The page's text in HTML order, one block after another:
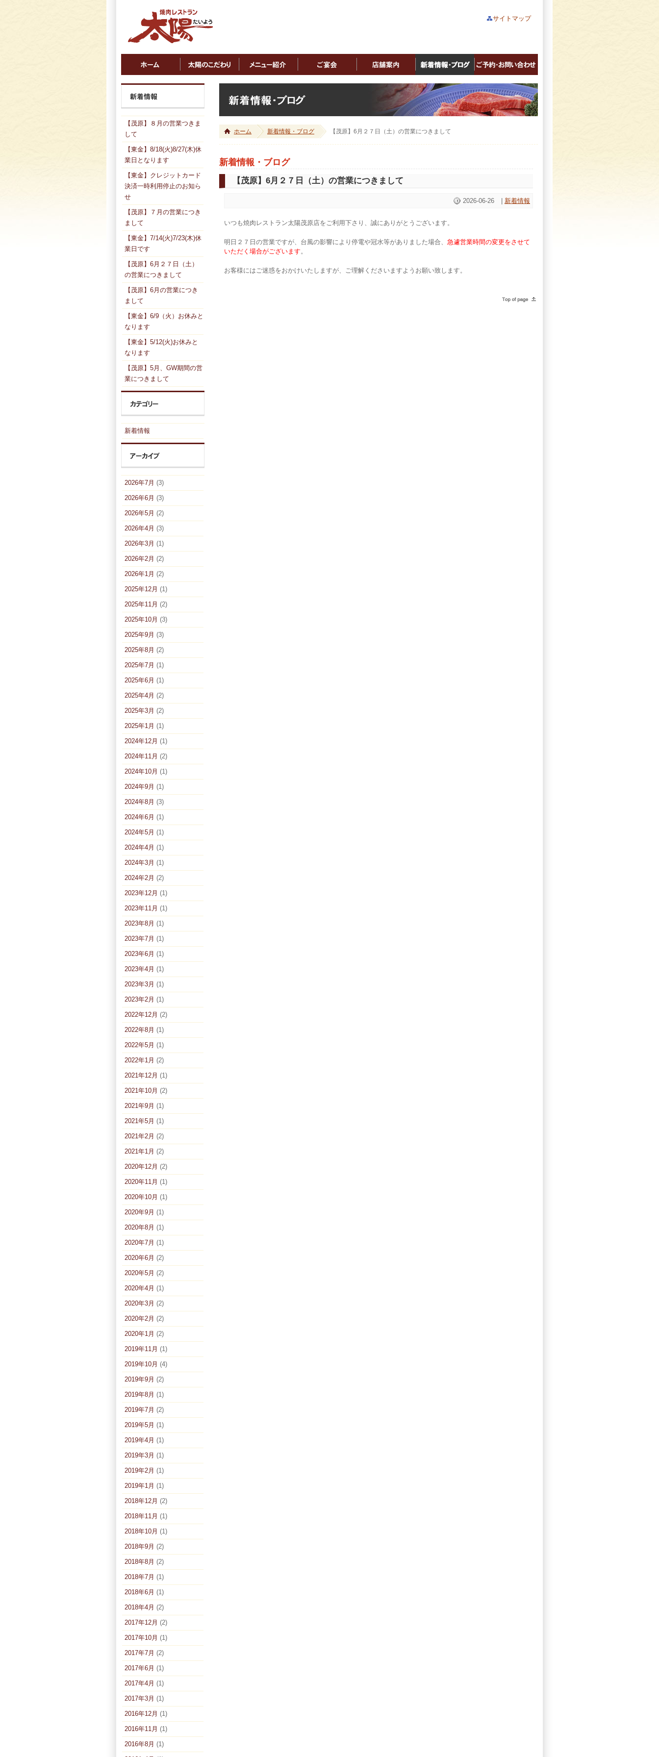
サイトマップ
ホーム 新着情報・ブログ 【茂原】6月２７日（土）の営業につきまして
新着情報・ブログ
【茂原】6月２７日（土）の営業につきまして
2026-06-26 新着情報
いつも焼肉レストラン太陽茂原店をご利用下さり、誠にありがとうございます。
明日２７日の営業ですが、台風の影響により停電や冠水等がありました場合、 急遽営業時間の変更をさせて
いただく場合がございます。
お客様にはご迷惑をおかけいたしますが、ご理解くださいますようお願い致します。
【茂原】８月の営業つきま
して
【東金】8/18(火)8/27(木)休
業日となります
【東金】クレジットカード
決済一時利用停止のお知ら
せ
【茂原】７月の営業につき
まして
【東金】7/14(火)7/23(木)休
業日です
【茂原】6月２７日（土）
の営業につきまして
【茂原】6月の営業につき
まして
【東金】6/9（火）お休みと
なります
【東金】5/12(火)お休みと
なります
【茂原】5月、GW期間の営
業につきまして
新着情報
2026年7月 (3)
2026年6月 (3)
2026年5月 (2)
2026年4月 (3)
2026年3月 (1)
2026年2月 (2)
2026年1月 (2)
2025年12月 (1)
2025年11月 (2)
2025年10月 (3)
2025年9月 (3)
2025年8月 (2)
2025年7月 (1)
2025年6月 (1)
2025年4月 (2)
2025年3月 (2)
2025年1月 (1)
2024年12月 (1)
2024年11月 (2)
2024年10月 (1)
2024年9月 (1)
2024年8月 (3)
2024年6月 (1)
2024年5月 (1)
2024年4月 (1)
2024年3月 (1)
2024年2月 (2)
2023年12月 (1)
2023年11月 (1)
2023年8月 (1)
2023年7月 (1)
2023年6月 (1)
2023年4月 (1)
2023年3月 (1)
2023年2月 (1)
2022年12月 (2)
2022年8月 (1)
2022年5月 (1)
2022年1月 (2)
2021年12月 (1)
2021年10月 (2)
2021年9月 (1)
2021年5月 (1)
2021年2月 (2)
2021年1月 (2)
2020年12月 (2)
2020年11月 (1)
2020年10月 (1)
2020年9月 (1)
2020年8月 (1)
2020年7月 (1)
2020年6月 (2)
2020年5月 (2)
2020年4月 (1)
2020年3月 (2)
2020年2月 (2)
2020年1月 (2)
2019年11月 (1)
2019年10月 (4)
2019年9月 (2)
2019年8月 (1)
2019年7月 (2)
2019年5月 (1)
2019年4月 (1)
2019年3月 (1)
2019年2月 (1)
2019年1月 (1)
2018年12月 (2)
2018年11月 (1)
2018年10月 (1)
2018年9月 (2)
2018年8月 (2)
2018年7月 (1)
2018年6月 (1)
2018年4月 (2)
2017年12月 (2)
2017年10月 (1)
2017年7月 (2)
2017年6月 (1)
2017年4月 (1)
2017年3月 (1)
2016年12月 (1)
2016年11月 (1)
2016年8月 (1)